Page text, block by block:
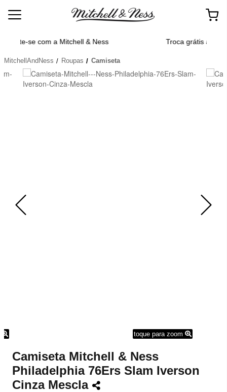
Troca grátis até 30 dias após da compra
MitchellAndNess Roupas Camiseta
toque para zoom
Camiseta Mitchell & Ness
Philadelphia 76Ers Slam Iverson
Cinza Mescla